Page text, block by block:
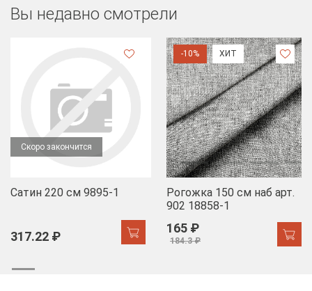
Вы недавно смотрели
Скоро закончится
Сатин 220 см 9895-1
317.22 ₽
-10% ХИТ
Рогожка 150 см наб арт.
902 18858-1
165 ₽
184.3 ₽